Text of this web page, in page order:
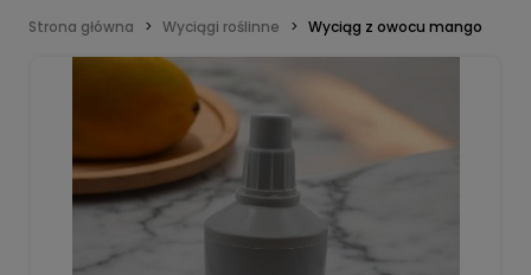
Strona główna Wyciągi roślinne Wyciąg z owocu mango